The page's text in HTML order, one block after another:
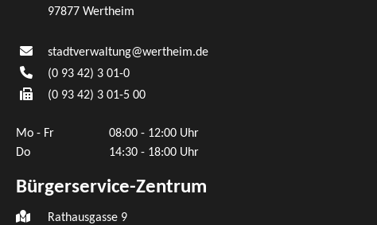
97877 Wertheim
stadtverwaltung@wertheim.de
(0 93 42) 3 01-0
(0 93 42) 3 01-5 00
Mo - Fr
08:00 - 12:00 Uhr
Do
14:30 - 18:00 Uhr
Bürgerservice-Zentrum
Rathausgasse 9